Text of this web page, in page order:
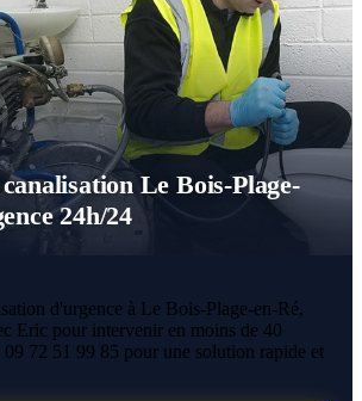
Le Bois-Plage-
24h/24
d'urgence à Le Bois-Plage-en-Ré,
Eric pour intervenir en moins de 40
09 72 51 99 85 pour une solution rapide et